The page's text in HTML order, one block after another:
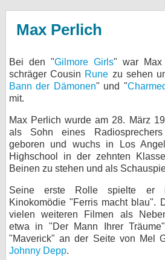
Max Perlich
Bei den "Gilmore Girls" war Max
schräger Cousin Rune zu sehen
Bann der Dämonen" und "
mit.
Max Perlich wurde am 28. März
als Sohn eines
geboren und wuchs in Los
Highschool in der zehnten
Beinen zu stehen und als
Seine erste Rolle spielte er
Kinokomödie "Ferris macht blau".
vielen weiteren Filmen als
etwa in "Der Mann Ihrer
"Maverick" an der Seite von Mel
Johnny Depp.
KULTUR
Specials
Forum
bei
Kontakt